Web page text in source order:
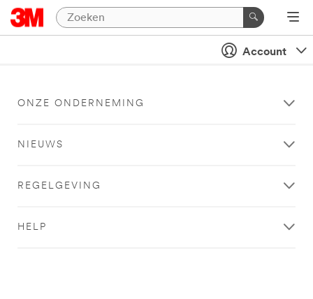
Account
ONZE ONDERNEMING
NIEUWS
REGELGEVING
HELP